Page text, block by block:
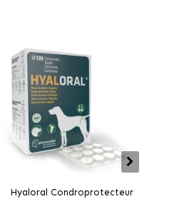
Hyaloral Condroprotecteur